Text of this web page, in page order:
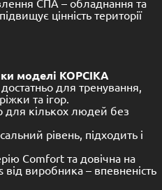
СПА – обладнання та
цінність території
моделі КОРСІКА
для тренування,
та ігор.
для кількох людей без
рівень, підходить і
Comfort та довічна на
виробника – впевненість